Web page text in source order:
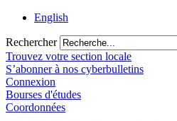
English
Rechercher
Trouvez votre section locale
S’abonner à nos cyberbulletins
Connexion
Bourses d'études
Coordonnées